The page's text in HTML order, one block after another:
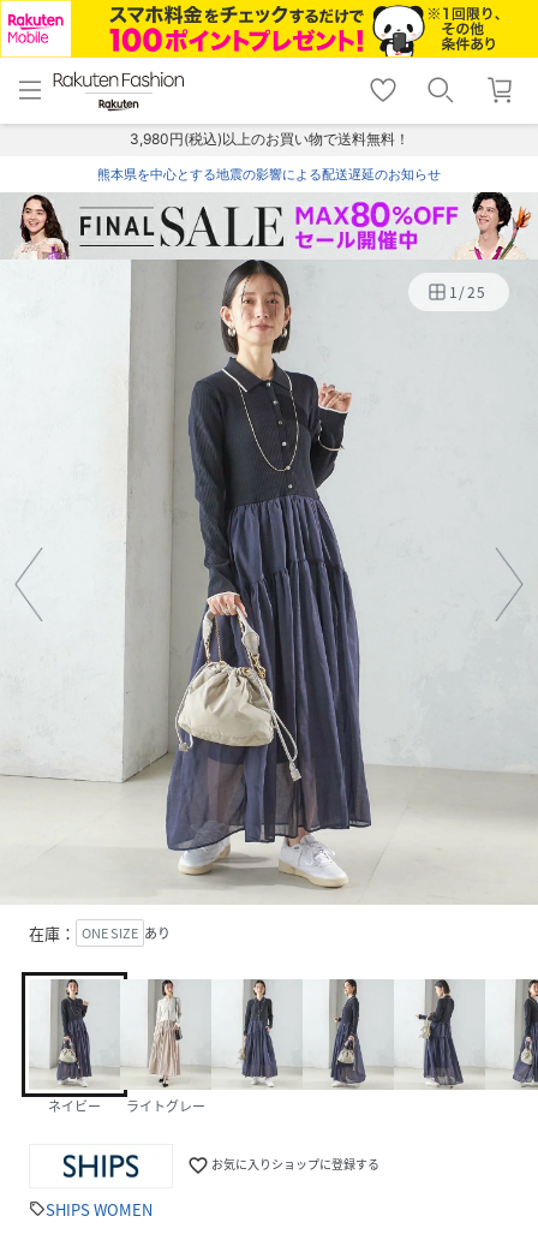
menu home
トップ
shopping_cart lock_outline
ログイン
3,980円(税込)以上のお買い物で送料無料！
熊本県を中心とする地震の影響による配送遅延のお知らせ
1/25
在庫： ONE SIZE あり
ネイビー ライトグレー
favorite_border お気に入りショップに登録する
sellSHIPS WOMEN